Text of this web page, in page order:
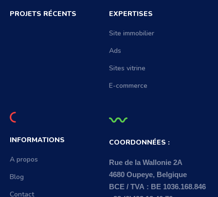
PROJETS RÉCENTS EXPERTISES
Site immobilier
Ads
Sites vitrine
E-commerce
INFORMATIONS
A propos
Blog
Contact
COORDONNÉES :
Rue de la Wallonie 2A
4680 Oupeye, Belgique
BCE / TVA : BE 1036.168.846